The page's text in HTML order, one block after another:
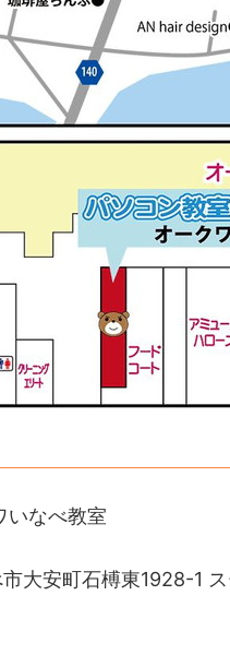
いなべ教室
大安町石榑東1928-1